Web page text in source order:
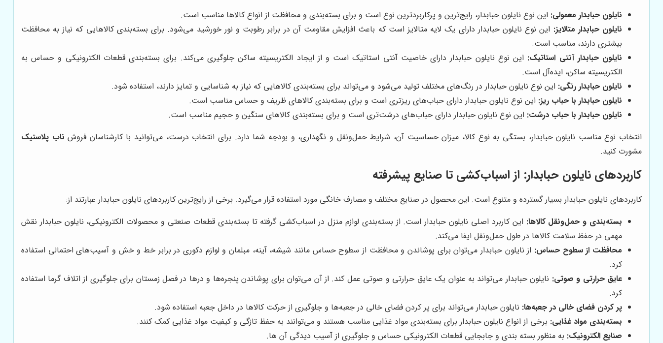
نایلون حبابدار معمولی: این نوع نایلون حبابدار، رایج‌ترین و پرکاربردترین نوع است و برای بسته‌بندی و محافظت از انواع کالاها مناسب است.
نایلون حبابدار متالایز: این نوع نایلون حبابدار دارای یک لایه متالایز است که باعث افزایش مقاومت آن در برابر رطوبت و نور خورشید می‌شود. برای بسته‌بندی کالاهایی که نیاز به محافظت
بیشتری دارند، مناسب است.
نایلون حبابدار آنتی استاتیک: این نوع نایلون حبابدار دارای خاصیت آنتی استاتیک است و از ایجاد الکتریسیته ساکن جلوگیری می‌کند. برای بسته‌بندی قطعات الکترونیکی و حساس به
الکتریسیته ساکن، ایده‌آل است.
نایلون حبابدار رنگی: این نوع نایلون حبابدار در رنگ‌های مختلف تولید می‌شود و می‌تواند برای بسته‌بندی کالاهایی که نیاز به شناسایی و تمایز دارند، استفاده شود.
نایلون حبابدار با حباب ریز: این نوع نایلون حبابدار دارای حباب‌های ریزتری است و برای بسته‌بندی کالاهای ظریف و حساس مناسب است.
نایلون حبابدار با حباب درشت: این نوع نایلون حبابدار دارای حباب‌های درشت‌تری است و برای بسته‌بندی کالاهای سنگین و حجیم مناسب است.
انتخاب نوع مناسب نایلون حبابدار، بستگی به نوع کالا، میزان حساسیت آن، شرایط حمل‌ونقل و نگهداری، و بودجه شما دارد. برای انتخاب درست، می‌توانید با کارشناسان فروش ناب پلاستیک
مشورت کنید.
کاربردهای نایلون حبابدار: از اسباب‌کشی تا صنایع پیشرفته
کاربردهای نایلون حبابدار بسیار گسترده و متنوع است. این محصول در صنایع مختلف و مصارف خانگی مورد استفاده قرار می‌گیرد. برخی از رایج‌ترین کاربردهای نایلون حبابدار عبارتند از:
بسته‌بندی و حمل‌ونقل کالاها: این کاربرد اصلی نایلون حبابدار است. از بسته‌بندی لوازم منزل در اسباب‌کشی گرفته تا بسته‌بندی قطعات صنعتی و محصولات الکترونیکی، نایلون حبابدار نقش
مهمی در حفظ سلامت کالاها در طول حمل‌ونقل ایفا می‌کند.
محافظت از سطوح حساس: از نایلون حبابدار می‌توان برای پوشاندن و محافظت از سطوح حساس مانند شیشه، آینه، مبلمان و لوازم دکوری در برابر خط و خش و آسیب‌های احتمالی استفاده
کرد.
عایق حرارتی و صوتی: نایلون حبابدار می‌تواند به عنوان یک عایق حرارتی و صوتی عمل کند. از آن می‌توان برای پوشاندن پنجره‌ها و درها در فصل زمستان برای جلوگیری از اتلاف گرما استفاده
کرد.
پر کردن فضای خالی در جعبه‌ها: نایلون حبابدار می‌تواند برای پر کردن فضای خالی در جعبه‌ها و جلوگیری از حرکت کالاها در داخل جعبه استفاده شود.
بسته‌بندی مواد غذایی: برخی از انواع نایلون حبابدار برای بسته‌بندی مواد غذایی مناسب هستند و می‌توانند به حفظ تازگی و کیفیت مواد غذایی کمک کنند.
صنایع الکترونیک: به منظور بسته بندی و جابجایی قطعات الکترونیکی حساس و جلوگیری از آسیب دیدگی آن ها.